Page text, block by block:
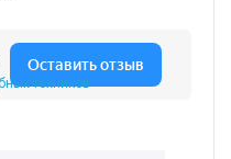
техников